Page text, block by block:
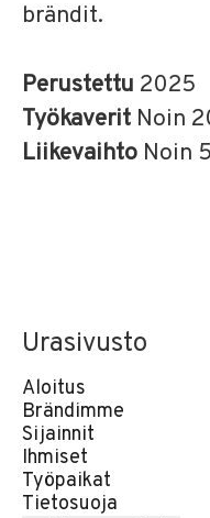
brändit.
Perustettu 2025
Työkaverit Noin
Liikevaihto Noin
Urasivusto
Aloitus
Brändimme
Sijainnit
Ihmiset
Työpaikat
Tietosuoja